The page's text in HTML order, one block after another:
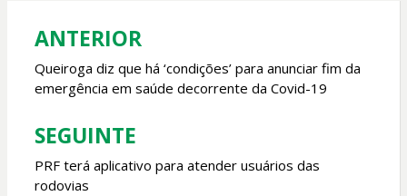
Navegação
de
Post
ANTERIOR
Queiroga diz que há ‘condições’ para anunciar fim da
emergência em saúde decorrente da Covid-19
SEGUINTE
PRF terá aplicativo para atender usuários das
rodovias